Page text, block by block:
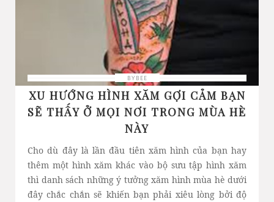
BYBEE
XU HƯỚNG HÌNH XĂM GỢI CẢM BẠN
SẼ THẤY Ở MỌI NƠI TRONG MÙA HÈ
NÀY
Cho dù đây là lần đầu tiên xăm hình của bạn hay
thêm một hình xăm khác vào bộ sưu tập hình xăm
thì danh sách những ý tưởng xăm hình mùa hè dưới
đây chắc chắn sẽ khiến bạn phải xiêu lòng bởi độ